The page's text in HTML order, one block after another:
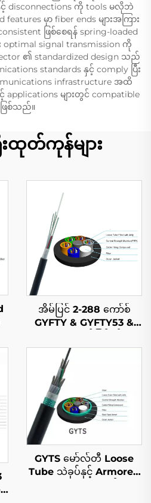
င့် disconnections ကို tools မလိုဘဲ
မှာ fiber ends များအကြား
ဖြစ်စေရန် spring-loaded
signal transmission ကို
၏ standardized design သည်
standards နှင့် comply ပြီး
infrastructure အထိ
applications များတွင် compatible
ဖြစ်သည်။
ထုတ်ကုန်များ
အိမ်ပြင် 2-288 ကော်စ်
GYFTY & GYFTY53 &
အောက်တစ်ကော်ဆီလ်
GYTS မော်လ်တီ Loose
Tube သဲခုပ်နှင့် Armored